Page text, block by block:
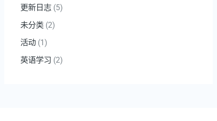
更新日志(5)
未分类(2)
活动(1)
英语学习 (2)